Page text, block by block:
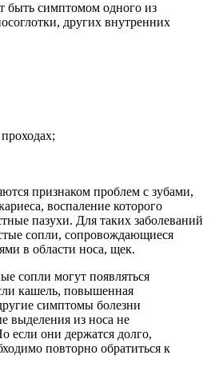
быть симптомом одного из
других внутренних
признаком проблем с зубами,
воспаление которого
пазухи. Для таких заболеваний
сопли, сопровождающиеся
в области носа, щек.
сопли могут появляться
кашель, повышенная
симптомы болезни
выделения из носа не
если они держатся долго,
повторно обратиться к